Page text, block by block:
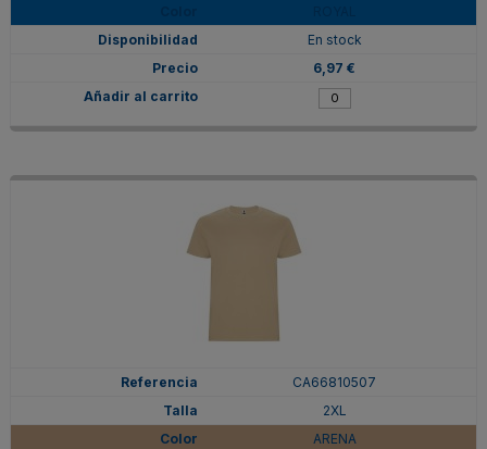
En stock
6,97 €
CA66810507
2XL
ARENA